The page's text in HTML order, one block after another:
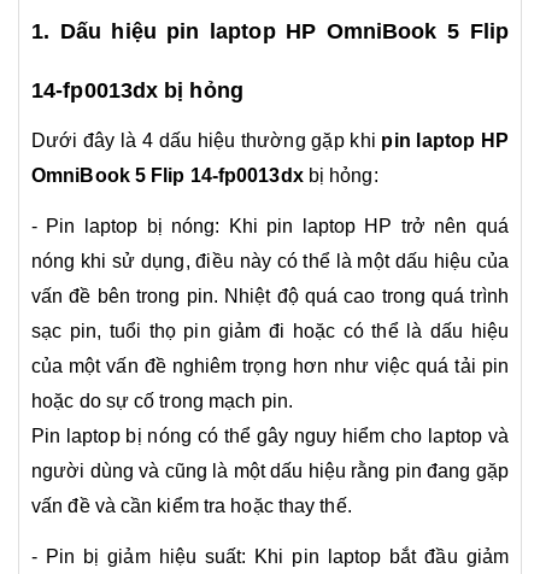
1. Dấu hiệu pin laptop HP OmniBook 5 Flip
14-fp0013dx bị hỏng
Dưới đây là 4 dấu hiệu thường gặp khi pin laptop HP
OmniBook 5 Flip 14-fp0013dxbị hỏng:
- Pin laptop bị nóng: Khi pin laptop HP trở nên quá
nóng khi sử dụng, điều này có thể là một dấu hiệu của
vấn đề bên trong pin. Nhiệt độ quá cao trong quá trình
sạc pin, tuổi thọ pin giảm đi hoặc có thể là dấu hiệu
của một vấn đề nghiêm trọng hơn như việc quá tải pin
hoặc do sự cố trong mạch pin.
Pin laptop bị nóng có thể gây nguy hiểm cho laptop và
người dùng và cũng là một dấu hiệu rằng pin đang gặp
vấn đề và cần kiểm tra hoặc thay thế.
- Pin bị giảm hiệu suất: Khi pin laptop bắt đầu giảm